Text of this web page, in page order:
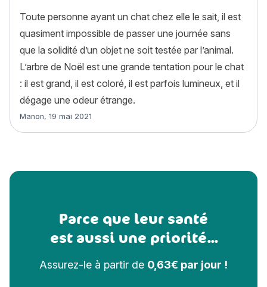
Toute personne ayant un chat chez elle le sait, il est
quasiment impossible de passer une journée sans
que la solidité d’un objet ne soit testée par l’animal.
L’arbre de Noël est une grande tentation pour le chat
: il est grand, il est coloré, il est parfois lumineux, et il
dégage une odeur étrange.
Article rédigé par
Manon, 19 mai 2021
Parce que leur santé
est aussi une priorité...
Assurez-le à partir de 0,63€ par jour !